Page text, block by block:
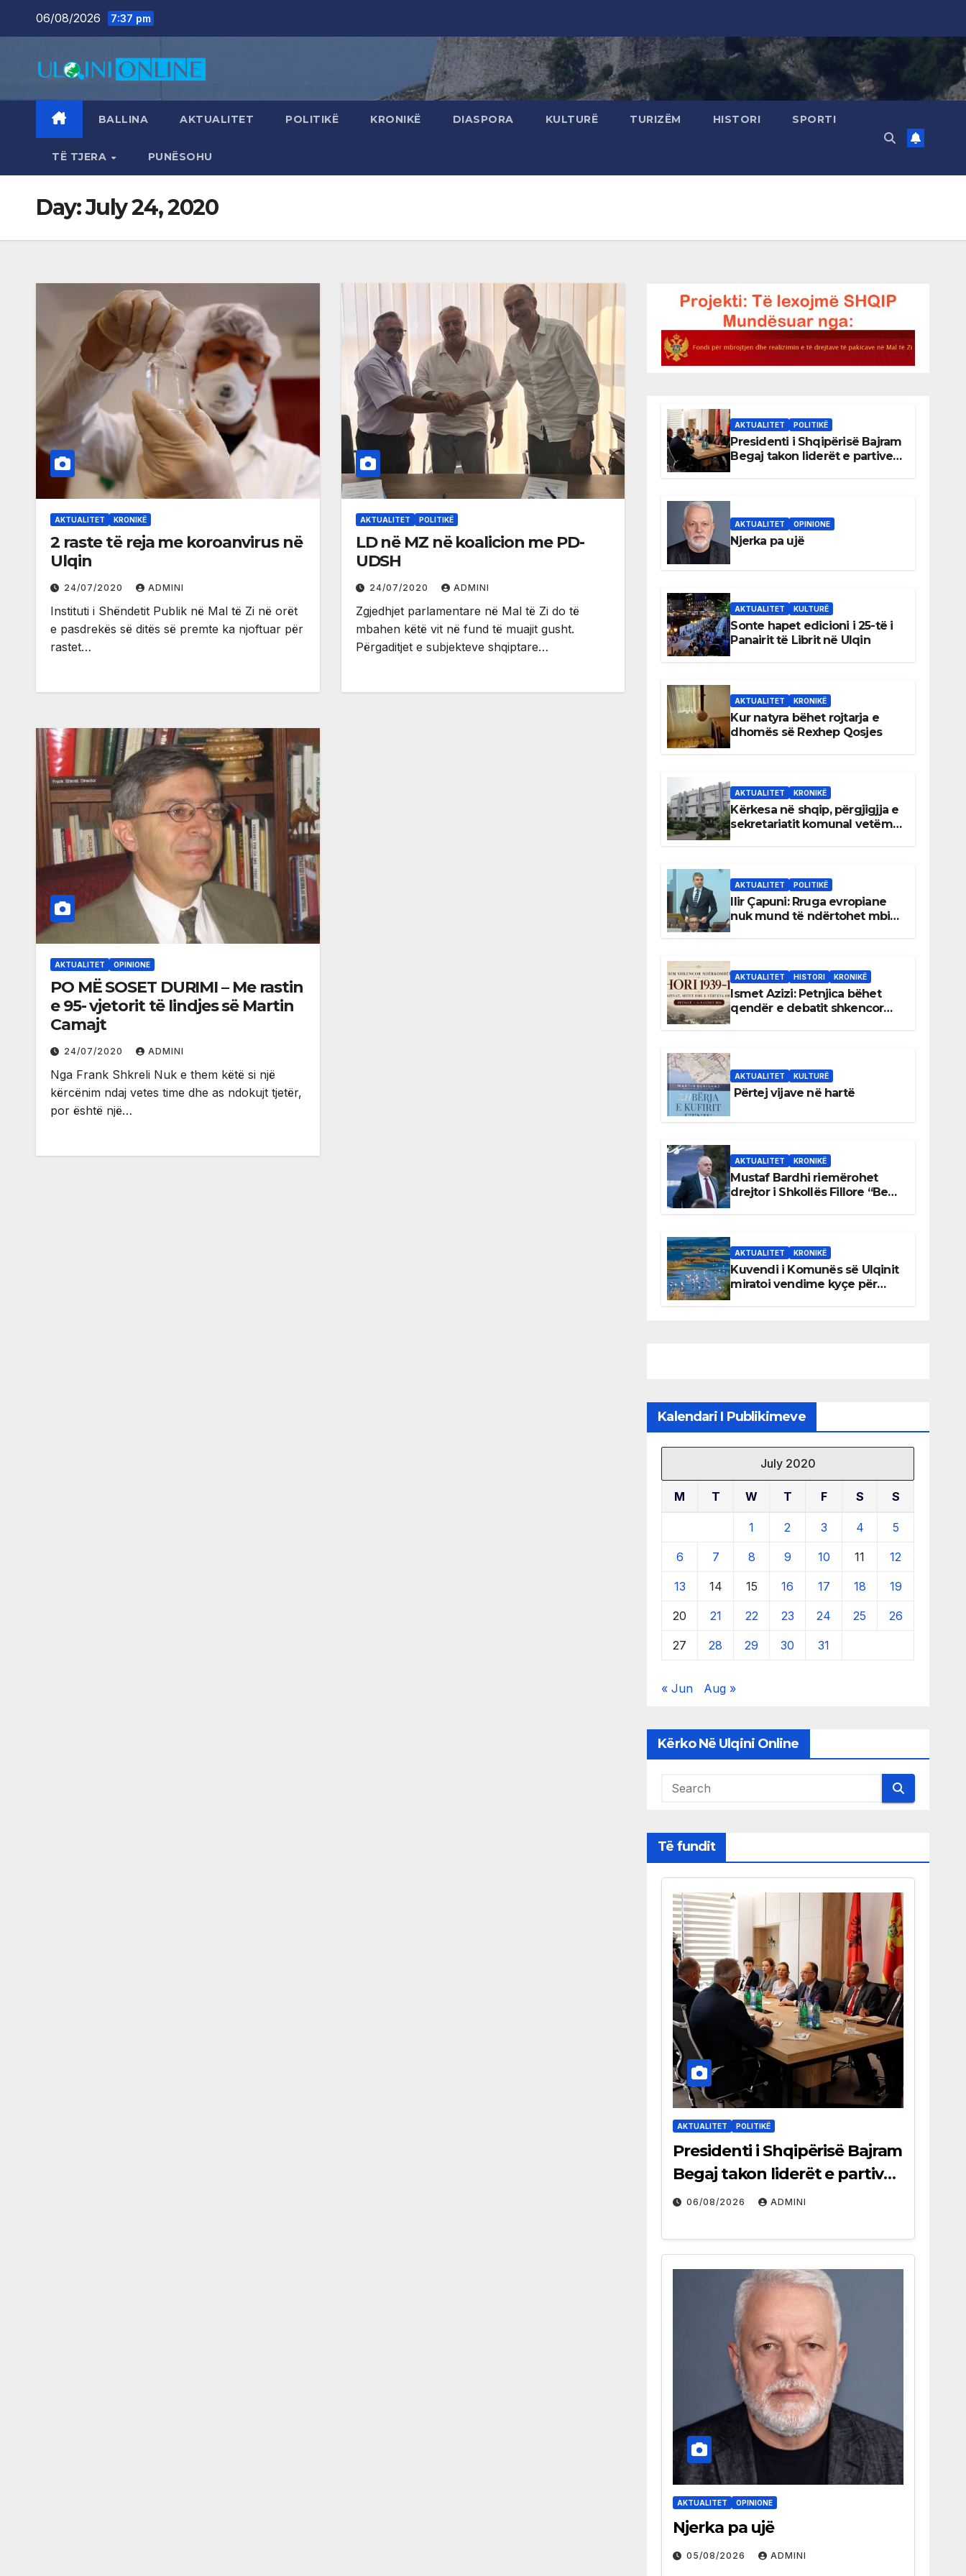
06/08/2026 7:37 pm
BALLINA AKTUALITET POLITIKË KRONIKË DIASPORA KULTURË TURIZËM HISTORI SPORTI
TË TJERA PUNËSOHU
Day:July 24, 2020
AKTUALITET KRONIKË
2 raste të reja me koroanvirus në
Ulqin
24/07/2020 ADMINI
Instituti i Shëndetit Publik në Mal të Zi në orët
e pasdrekës së ditës së premte ka njoftuar për
rastet…
AKTUALITET POLITIKË
LD në MZ në koalicion me PD-
UDSH
24/07/2020 ADMINI
Zgjedhjet parlamentare në Mal të Zi do të
mbahen këtë vit në fund të muajit gusht.
Përgaditjet e subjekteve shqiptare…
AKTUALITET OPINIONE
PO MË SOSET DURIMI – Me rastin
e 95- vjetorit të lindjes së Martin
Camajt
24/07/2020 ADMINI
Nga Frank Shkreli Nuk e them këtë si një
kërcënim ndaj vetes time dhe as ndokujt tjetër,
por është një…
AKTUALITET POLITIKË
Presidenti i Shqipërisë Bajram
Begaj takon liderët e partive
AKTUALITET OPINIONE
Njerka pa ujë
AKTUALITET KULTURË
Sonte hapet edicioni i 25-të i
Panairit të Librit në Ulqin
AKTUALITET KRONIKË
Kur natyra bëhet rojtarja e
dhomës së Rexhep Qosjes
AKTUALITET KRONIKË
Kërkesa në shqip, përgjigjja e
sekretariatit komunal vetëm
AKTUALITET POLITIKË
Ilir Çapuni: Rruga evropiane
nuk mund të ndërtohet mbi
AKTUALITET HISTORI KRONIKË
Ismet Azizi: Petnjica bëhet
qendër e debatit shkencor
AKTUALITET KULTURË
Përtej vijave në hartë
AKTUALITET KRONIKË
Mustaf Bardhi riemërohet
drejtor i Shkollës Fillore “Bedri
AKTUALITET KRONIKË
Kuvendi i Komunës së Ulqinit
miratoi vendime kyçe për
Kalendari I Publikimeve
July 2020
M T W T F S S
1 2 3 4 5
6 7 8 9 10 11 12
13 14 15 16 17 18 19
20 21 22 23 24 25 26
27 28 29 30 31
« Jun Aug »
Kërko Në Ulqini Online
Të fundit
AKTUALITET POLITIKË
Presidenti i Shqipërisë Bajram
Begaj takon liderët e partive
shqiptare në Ulqin
06/08/2026 ADMINI
AKTUALITET OPINIONE
Njerka pa ujë
05/08/2026 ADMINI